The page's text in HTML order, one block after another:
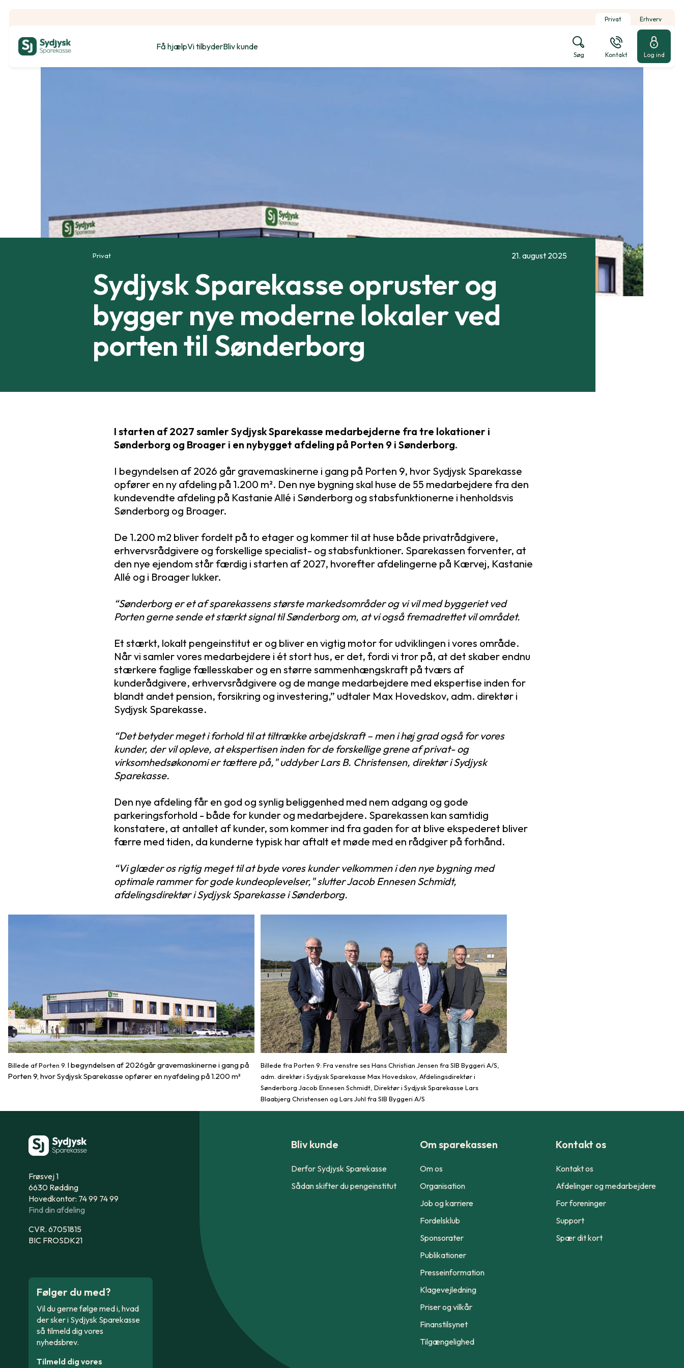
Privat Erhverv
Få hjælpVi tilbyderBliv kunde
Søg Kontakt Log ind
Privat
Sydjysk Sparekasse opruster og
bygger nye moderne lokaler ved
porten til Sønderborg
21. august 2025
I starten af 2027 samler Sydjysk Sparekasse medarbejderne fra tre lokationer i
Sønderborg og Broager i en nybygget afdeling på Porten 9 i Sønderborg.
I begyndelsen af 2026 går gravemaskinerne i gang på Porten 9, hvor Sydjysk Sparekasse
opfører en ny afdeling på 1.200 m². Den nye bygning skal huse de 55 medarbejdere fra den
kundevendte afdeling på Kastanie Allé i Sønderborg og stabsfunktionerne i henholdsvis
Sønderborg og Broager.
De 1.200 m2 bliver fordelt på to etager og kommer til at huse både privatrådgivere,
erhvervsrådgivere og forskellige specialist- og stabsfunktioner. Sparekassen forventer, at
den nye ejendom står færdig i starten af 2027, hvorefter afdelingerne på Kærvej, Kastanie
Allé og i Broager lukker.
“Sønderborg er et af sparekassens største markedsområder og vi vil med byggeriet ved
Porten gerne sende et stærkt signal til Sønderborg om, at vi også fremadrettet vil området.
Et stærkt, lokalt pengeinstitut er og bliver en vigtig motor for udviklingen i vores område.
Når vi samler vores medarbejdere i ét stort hus, er det, fordi vi tror på, at det skaber endnu
stærkere faglige fællesskaber og en større sammenhængskraft på tværs af
kunderådgivere, erhvervsrådgivere og de mange medarbejdere med ekspertise inden for
blandt andet pension, forsikring og investering,” udtaler Max Hovedskov, adm. direktør i
Sydjysk Sparekasse.
“Det betyder meget i forhold til at tiltrække arbejdskraft – men i høj grad også for vores
kunder, der vil opleve, at ekspertisen inden for de forskellige grene af privat- og
virksomhedsøkonomi er tættere på," uddyber Lars B. Christensen, direktør i Sydjysk
Sparekasse.
Den nye afdeling får en god og synlig beliggenhed med nem adgang og gode
parkeringsforhold - både for kunder og medarbejdere. Sparekassen kan samtidig
konstatere, at antallet af kunder, som kommer ind fra gaden for at blive ekspederet bliver
færre med tiden, da kunderne typisk har aftalt et møde med en rådgiver på forhånd.
“Vi glæder os rigtig meget til at byde vores kunder velkommen i den nye bygning med
optimale rammer for gode kundeoplevelser," slutter Jacob Ennesen Schmidt,
afdelingsdirektør i Sydjysk Sparekasse i Sønderborg.
Billede af Porten 9. I begyndelsen af 2026går gravemaskinerne i gang på
Porten 9, hvor Sydjysk Sparekasse opfører en nyafdeling på 1.200 m²
Billede fra Porten 9: Fra venstre ses Hans Christian Jensen fra SIB Byggeri A/S,
adm. direktør i Sydjysk Sparekasse Max Hovedskov, Afdelingsdirektør i
Sønderborg Jacob Ennesen Schmidt, Direktør i Sydjysk Sparekasse Lars
Blaabjerg Christensen og Lars Juhl fra SIB Byggeri A/S
Bliv kunde
Derfor Sydjysk Sparekasse
Sådan skifter du pengeinstitut
Om sparekassen
Om os
Organisation
Job og karriere
Fordelsklub
Sponsorater
Publikationer
Presseinformation
Klagevejledning
Priser og vilkår
Finanstilsynet
Tilgængelighed
Kontakt os
Kontakt os
Afdelinger og medarbejdere
For foreninger
Support
Spær dit kort
Frøsvej 1
6630 Rødding
Hovedkontor: 74 99 74 99
Find din afdeling
CVR. 67051815
BIC FROSDK21
Følger du med?
Vil du gerne følge med i, hvad
der sker i Sydjysk Sparekasse
så tilmeld dig vores
nyhedsbrev.
Tilmeld dig vores